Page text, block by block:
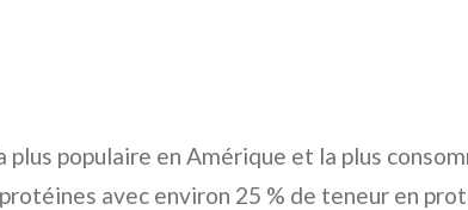
populaire en Amérique et la plus
avec environ 25 % de teneur en